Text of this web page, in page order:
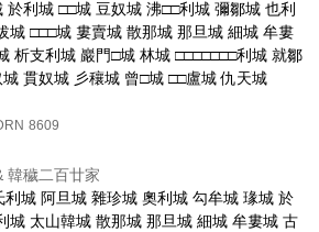
利城 □□城 豆奴城 沸□□利城 彌鄒城 也利
城 □□□城 婁賣城 散那城 那旦城 細城 牟婁
析支利城 巖門□城 林城 □□□□□□□利城 就鄒
貫奴城 彡穰城 曾□城 □□盧城 仇天城
8609
韓穢二百廿家
城 阿旦城 雜珍城 奧利城 勾牟城 瑑城 於
城 太山韓城 散那城 那旦城 細城 牟婁城 古